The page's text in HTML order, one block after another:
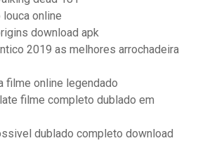
online
download apk
2019 as melhores arrochadeira
filme online legendado
filme completo dublado em
dublado completo download